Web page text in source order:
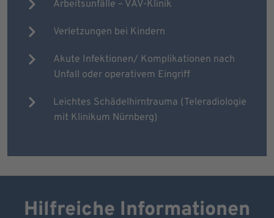
Arbeitsunfälle – VAV-Klinik
Verletzungen bei Kindern
Akute Infektionen/ Komplikationen nach
Unfall oder operativem Eingriff
Leichtes Schädelhirntrauma (Teleradiologie
mit Klinikum Nürnberg)
Hilfreiche Informationen